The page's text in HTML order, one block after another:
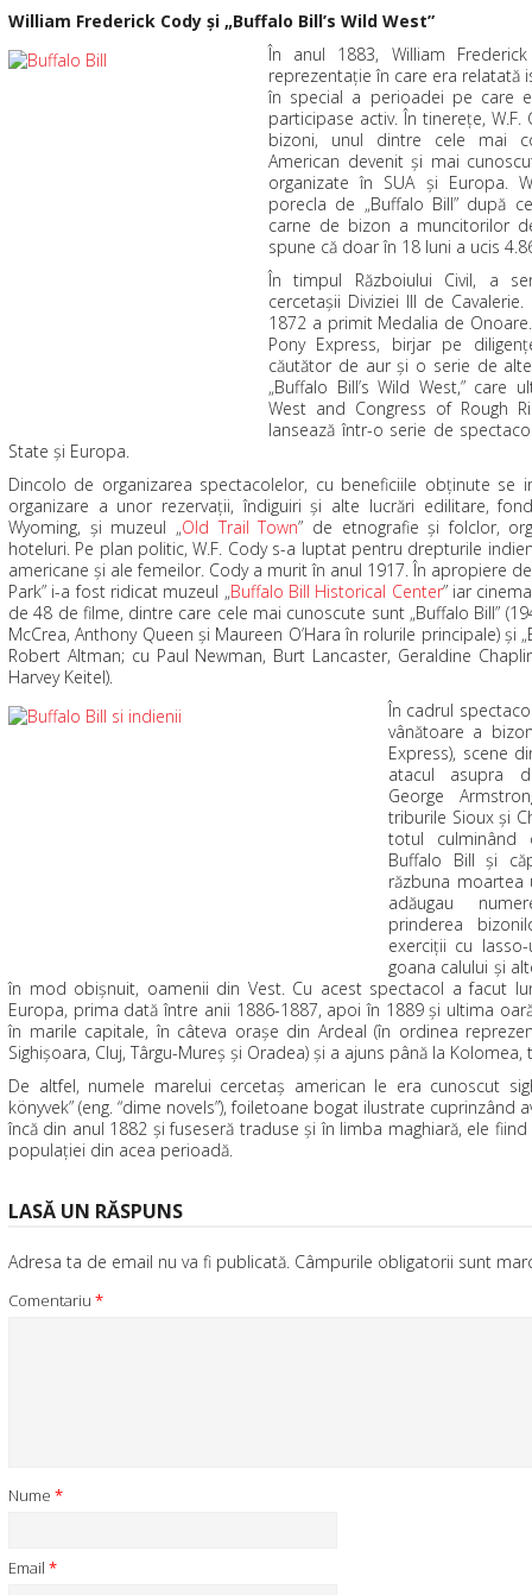
William Frederick Cody şi „Buffalo Bill’s Wild West”
În anul 1883, William
reprezentaţie în care era relatată
în special a perioadei pe care
participase activ. În tinereţe,
bizoni, unul dintre cele mai
American devenit şi mai
organizate în SUA şi Europa.
porecla de „Buffalo Bill” după
carne de bizon a muncitorilor
spune că doar în 18 luni a ucis
În timpul Războiului Civil, a
cercetaşii Diviziei III de
1872 a primit Medalia de
Pony Express, birjar pe
căutător de aur şi o serie de
„Buffalo Bill’s Wild West,” care
West and Congress of Rough
lansează într-o serie de
State şi Europa.
Dincolo de organizarea spectacolelor, cu beneficiile obţinute se
organizare a unor rezervaţii, îndiguiri şi alte lucrări edilitare,
Wyoming, şi muzeul „Old Trail Town” de etnografie şi folclor,
hoteluri. Pe plan politic, W.F. Cody s-a luptat pentru drepturile
americane şi ale femeilor. Cody a murit în anul 1917. În apropiere
Park” i-a fost ridicat muzeul „Buffalo Bill Historical Center” iar
de 48 de filme, dintre care cele mai cunoscute sunt „Buffalo Bill”
McCrea, Anthony Queen şi Maureen O’Hara în rolurile principale) şi
Robert Altman; cu Paul Newman, Burt Lancaster, Geraldine
Harvey Keitel).
În cadrul
vânătoare a
Express), scene
atacul asupra
George
triburile Sioux şi
totul
Buffalo Bill şi
răzbuna moartea
adăugau
prinderea
exerciţii cu
goana calului şi
în mod obişnuit, oamenii din Vest. Cu acest spectacol a facut
Europa, prima dată între anii 1886-1887, apoi în 1889 şi ultima
în marile capitale, în câteva oraşe din Ardeal (în ordinea
Sighişoara, Cluj, Târgu-Mureş şi Oradea) şi a ajuns până la
De altfel, numele marelui cercetaş american le era cunoscut
könyvek” (eng. “dime novels”), foiletoane bogat ilustrate cuprinzând
încă din anul 1882 şi fuseseră traduse şi în limba maghiară, ele
populaţiei din acea perioadă.
LASĂ UN RĂSPUNS
Adresa ta de email nu va fi publicată. Câmpurile obligatorii sunt
Comentariu *
Nume *
Email *